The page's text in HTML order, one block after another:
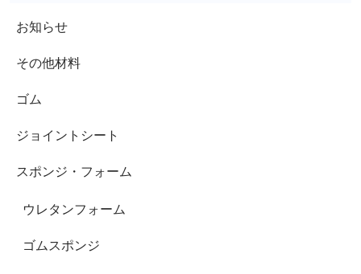
お知らせ
その他材料
ゴム
ジョイントシート
スポンジ・フォーム
ウレタンフォーム
ゴムスポンジ